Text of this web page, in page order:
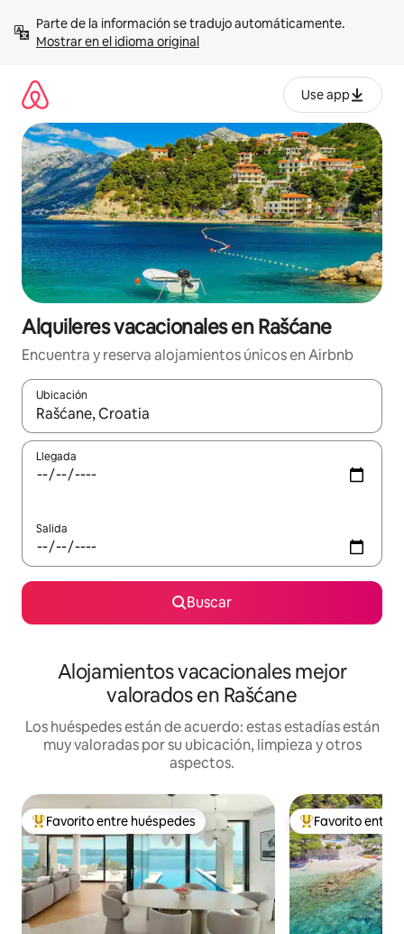
contenidoMostrar en el idioma original
Use app
Alquileres vacacionales en Rašćane
Encuentra y reserva alojamientos únicos en Airbnb
Ubicación
Cuando los resultados estén disponibles, navega con las
Llegada
Salida
Buscar
Alojamientos vacacionales mejor
valorados en Rašćane
Los huéspedes están de acuerdo: estas estadías están
muy valoradas por su ubicación, limpieza y otros
aspectos.
Favorito entre huéspedes preferido
Favorito entre huéspedes Favorito entre
Favorito entre